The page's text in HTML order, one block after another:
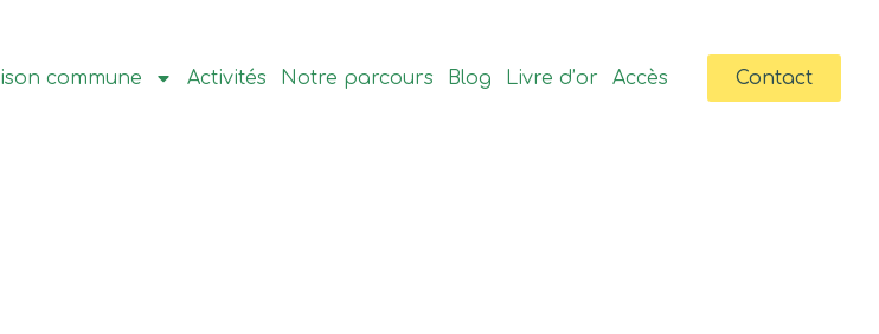
commune Activités Notre parcours Blog Livre d’or Accès Contact